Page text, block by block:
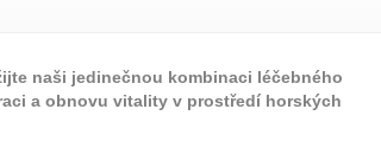
naši jedinečnou kombinaci léčebného
a obnovu vitality v prostředí horských